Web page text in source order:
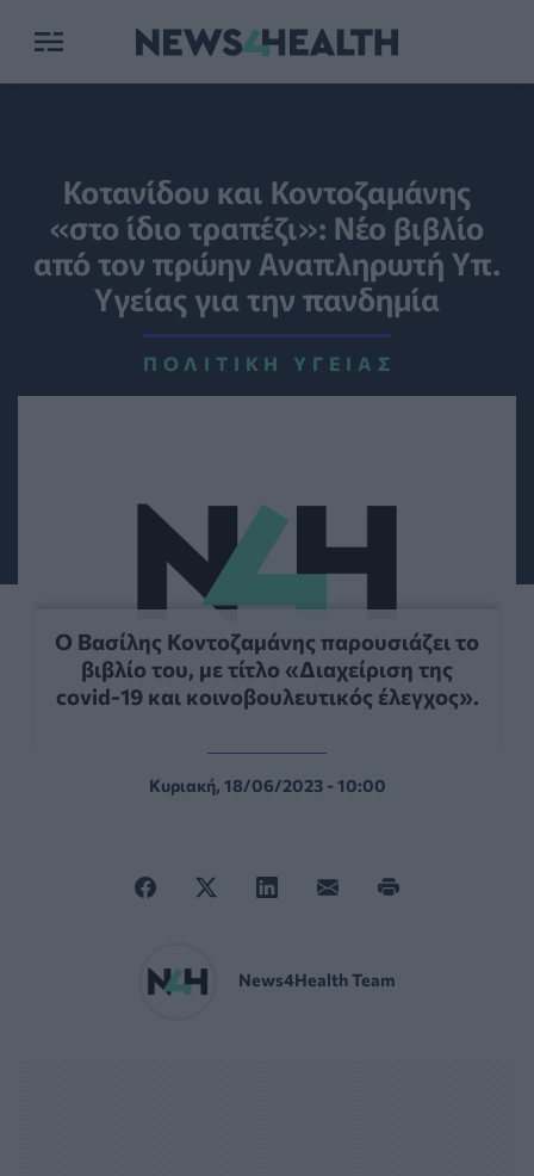
Κοτανίδου και Κοντοζαμάνης
«στο ίδιο τραπέζι»: Νέο βιβλίο
από τον πρώην Αναπληρωτή Υπ.
Υγείας για την πανδημία
ΠΟΛΙΤΙΚΉ ΥΓΕΊΑΣ
Ο Βασίλης Κοντοζαμάνης παρουσιάζει το
βιβλίο του, με τίτλο «Διαχείριση της
covid-19 και κοινοβουλευτικός έλεγχος».
Κυριακή, 18/06/2023 - 10:00
News4Health Team